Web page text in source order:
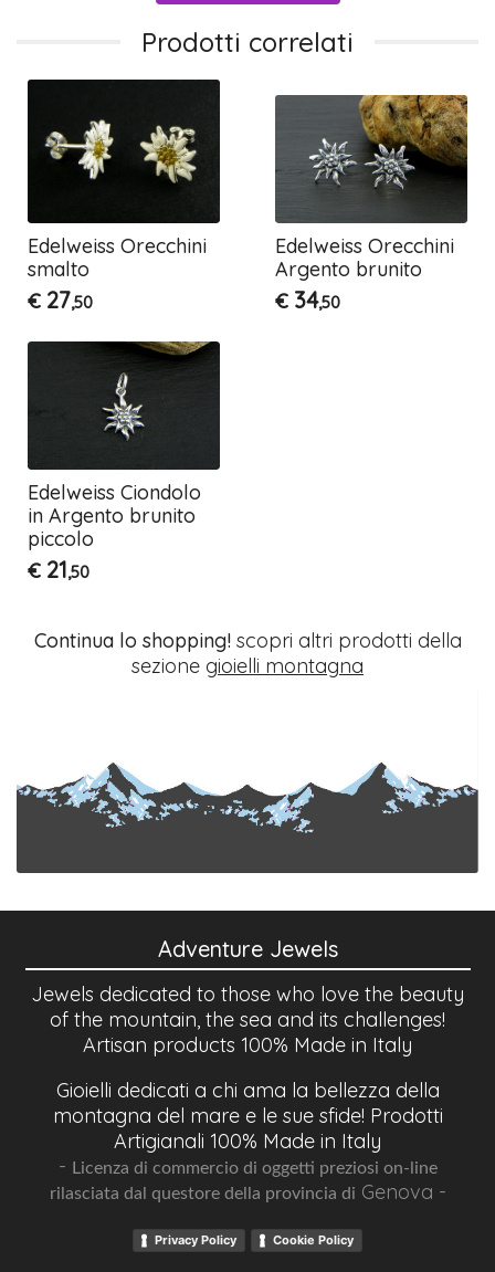
Prodotti correlati
Edelweiss Orecchini
smalto
€ 27,50
Edelweiss Orecchini
Argento brunito
€ 34,50
Edelweiss Ciondolo
in Argento brunito
piccolo
€ 21,50
Continua lo shopping!scopri altri prodotti della
sezione gioielli montagna
Adventure Jewels
Jewels dedicated to those who love the beauty
of the mountain, the sea and its challenges!
Artisan products 100% Made in Italy
Gioielli dedicati a chi ama la bellezza della
montagna del mare e le sue sfide! Prodotti
Artigianali 100% Made in Italy
- Licenza di commercio di oggetti preziosi on-line
rilasciata dal questore della provincia di Genova -
Privacy Policy Cookie Policy